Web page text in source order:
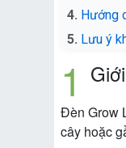
Hướng
Lưu ý
Đèn Grow
cây hoặc